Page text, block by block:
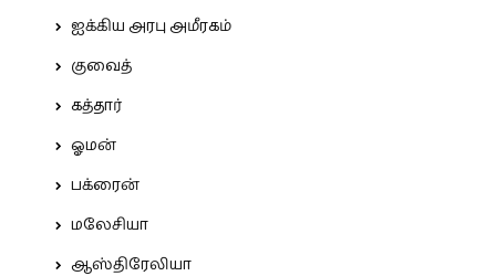
ஐக்கிய அரபு அமீரகம்
குவைத்
கத்தார்
ஓமன்
பக்ரைன்
மலேசியா
ஆஸ்திரேலியா